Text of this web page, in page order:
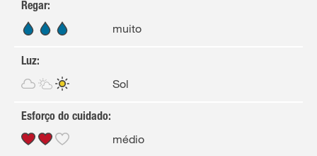
Regar:
muito
Luz:
Sol
Esforço do cuidado:
médio